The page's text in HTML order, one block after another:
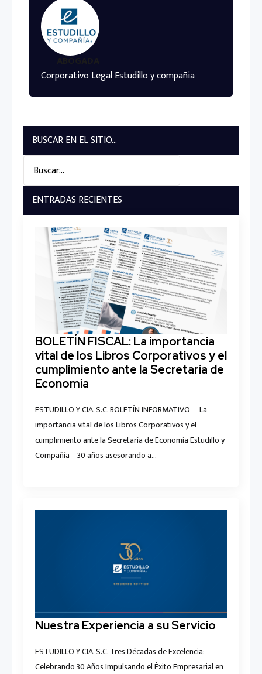
ABOGADA
Corporativo Legal Estudillo y compañia
BUSCAR EN EL SITIO...
for:
ENTRADAS RECIENTES
BOLETÍN FISCAL: La importancia
vital de los Libros Corporativos y el
cumplimiento ante la Secretaría de
Economía
ESTUDILLO Y CIA, S.C. BOLETÍN INFORMATIVO – La
importancia vital de los Libros Corporativos y el
cumplimiento ante la Secretaría de Economía Estudillo y
Compañía – 30 años asesorando a…
Nuestra Experiencia a su Servicio
ESTUDILLO Y CIA, S.C. Tres Décadas de Excelencia:
Celebrando 30 Años Impulsando el Éxito Empresarial en